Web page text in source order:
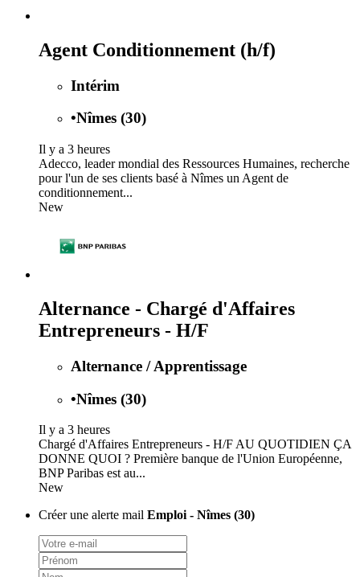
Agent Conditionnement (h/f)
Intérim
•Nîmes (30)
Il y a 3 heures
Adecco, leader mondial des Ressources Humaines, recherche
pour l'un de ses clients basé à Nîmes un Agent de
conditionnement...
New
Alternance - Chargé d'Affaires
Entrepreneurs - H/F
Alternance / Apprentissage
•Nîmes (30)
Il y a 3 heures
Chargé d'Affaires Entrepreneurs - H/F AU QUOTIDIEN ÇA
DONNE QUOI ? Première banque de l'Union Européenne,
BNP Paribas est au...
New
Créer une alerte mail Emploi - Nîmes (30)